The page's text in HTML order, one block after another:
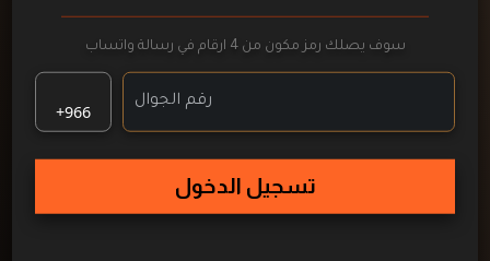
سوف يصلك رمز مكون من 4 ارقام في رسالة واتساب
+966
تسجيل الدخول